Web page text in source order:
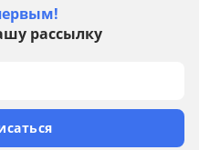
рассылку